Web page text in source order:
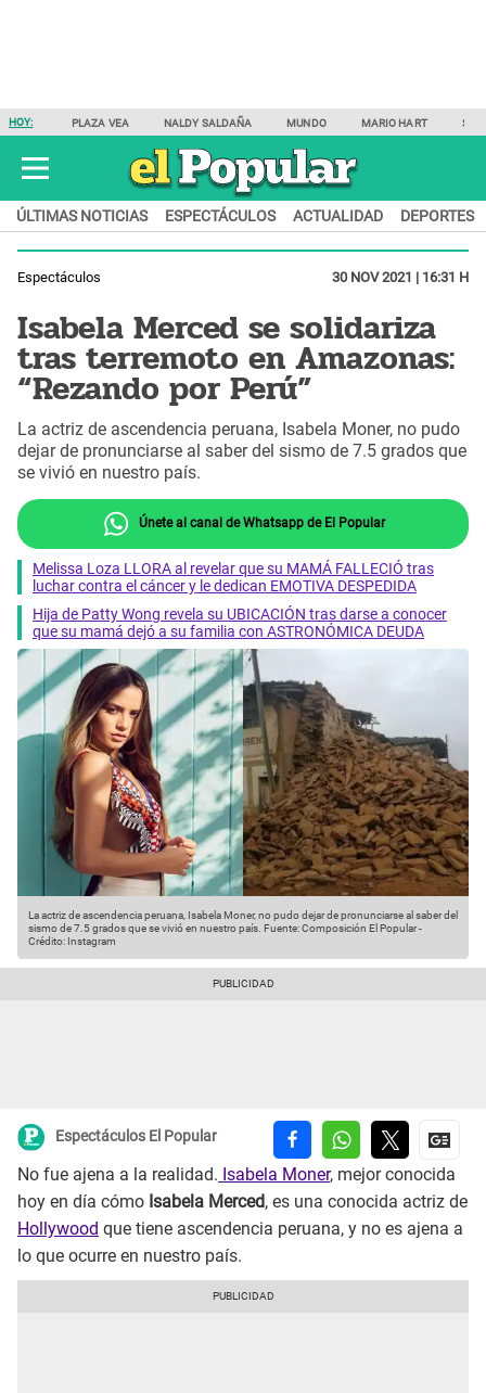
HOY: PLAZA VEA NALDY SALDAÑA MUNDO MARIO HART
ÚLTIMAS NOTICIAS ESPECTÁCULOS ACTUALIDAD DEPORTES
Espectáculos 30 NOV 2021 | 16:31 H
Isabela Merced se solidariza
tras terremoto en Amazonas:
“Rezando por Perú”
La actriz de ascendencia peruana, Isabela Moner, no pudo
dejar de pronunciarse al saber del sismo de 7.5 grados que
se vivió en nuestro país.
Únete al canal de Whatsapp de El Popular
Melissa Loza LLORA al revelar que su MAMÁ FALLECIÓ tras
luchar contra el cáncer y le dedican EMOTIVA DESPEDIDA
Hija de Patty Wong revela su UBICACIÓN tras darse a conocer
que su mamá dejó a su familia con ASTRONÓMICA DEUDA
La actriz de ascendencia peruana, Isabela Moner, no pudo dejar de pronunciarse al saber del
sismo de 7.5 grados que se vivió en nuestro país. Fuente: Composición El Popular-
Crédito: Instagram
Espectáculos El Popular
No fue ajena a la realidad. Isabela Moner, mejor conocida
hoy en día cómo Isabela Merced, es una conocida actriz de
Hollywood que tiene ascendencia peruana, y no es ajena a
lo que ocurre en nuestro país.